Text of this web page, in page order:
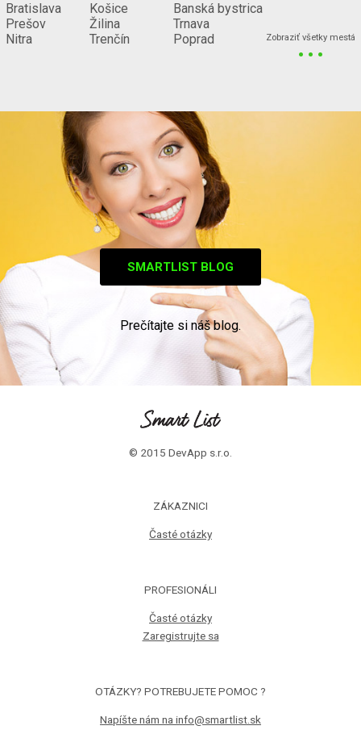
Bratislava
Prešov
Nitra
Košice
Žilina
Trenčín
Banská bystrica
Trnava
Poprad
Zobraziť všetky mestá
...
SMARTLIST BLOG
Prečítajte si náš blog.
© 2015 DevApp s.r.o.
ZÁKAZNICI
Časté otázky
PROFESIONÁLI
Časté otázky
Zaregistrujte sa
OTÁZKY? POTREBUJETE POMOC ?
Napíšte nám na info@smartlist.sk